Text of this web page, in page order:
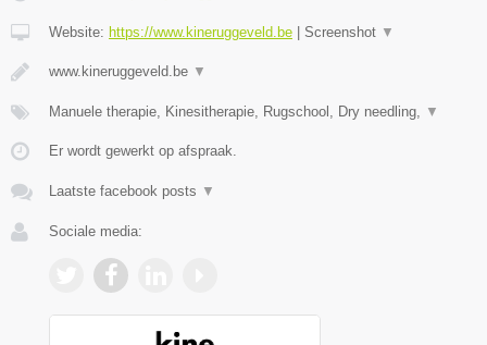
Website: https://www.kineruggeveld.be Screenshot ▼
www.kineruggeveld.be ▼
Manuele therapie, Kinesitherapie, Rugschool, Dry needling, ▼
Er wordt gewerkt op afspraak.
Laatste facebook posts ▼
Sociale media: